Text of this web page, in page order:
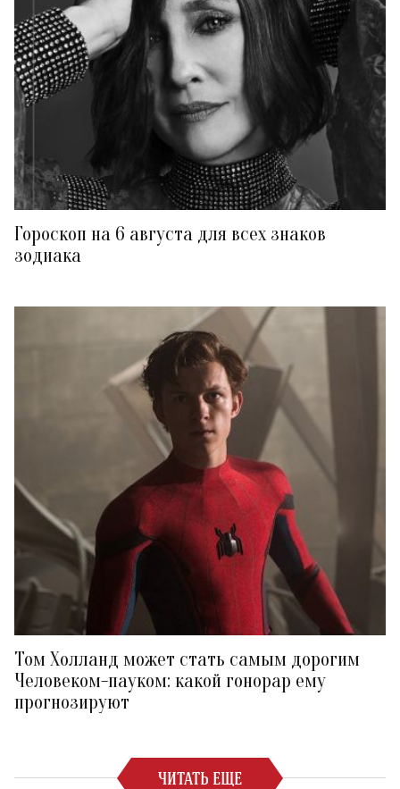
Гороскоп на 6 августа для всех знаков
зодиака
Том Холланд может стать самым дорогим
Человеком-пауком: какой гонорар ему
прогнозируют
ЧИТАТЬ ЕЩЕ